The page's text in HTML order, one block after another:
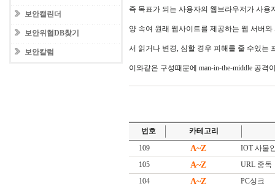
보안캘린더
보안위협DB찾기
보안칼럼
즉 목표가 되는 사용자의 웹브라우저가 사
양 속여 원래 웹사이트를 제공하는 웹 서버
서 읽거나 변경, 심할 경우 피해를 줄 수있는
이와같은 구성때문에 man-in-the-middle 공격
번호
카테고리
109
A~Z
IOT 사물
105
A~Z
URL 중독
104
A~Z
PC싱크